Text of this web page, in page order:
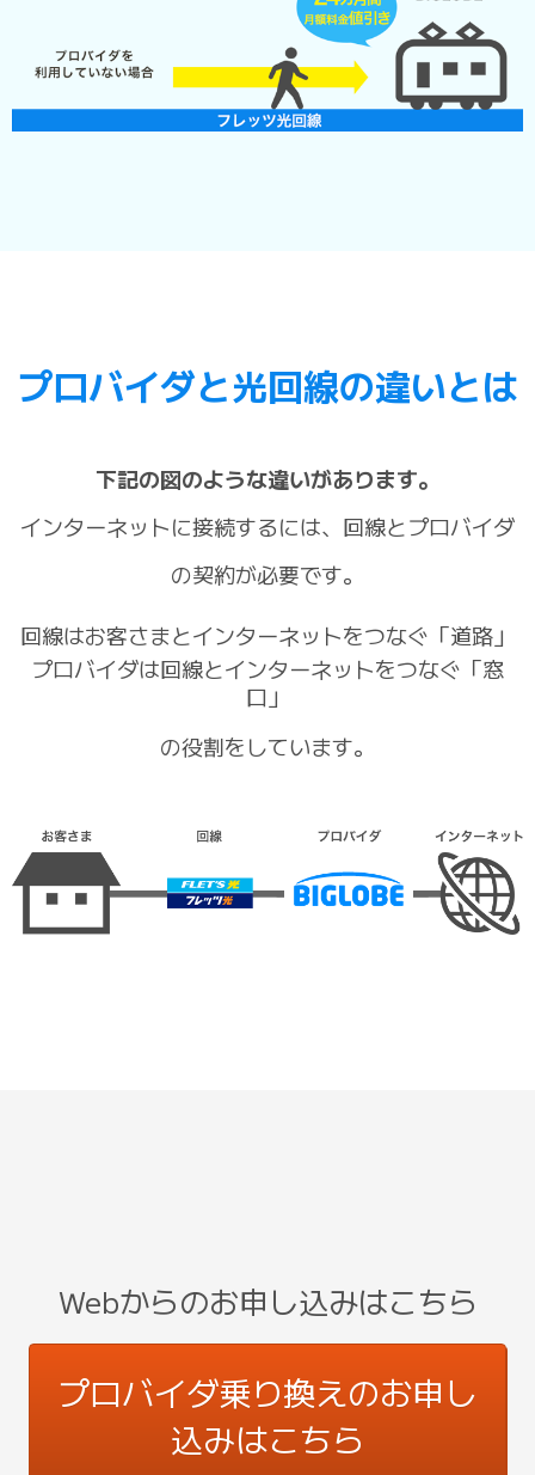
プロバイダと光回線の違いとは
下記の図のような違いがあります。
インターネットに接続するには、回線とプロバイダ
の契約が必要です。
回線はお客さまとインターネットをつなぐ「道路」
プロバイダは回線とインターネットをつなぐ「窓
口」
の役割をしています。
Webからのお申し込みはこちら
プロバイダ乗り換えのお申し
込みはこちら